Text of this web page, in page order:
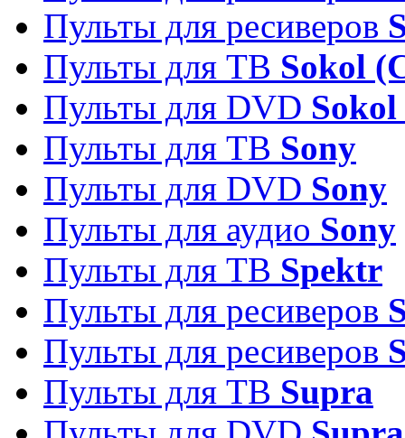
Пульты для ресиверов
Пульты для ТВ Sokol
Пульты для DVD
Пульты для ТВ Sony
Пульты для DVD Sony
Пульты для аудио Sony
Пульты для ТВ Spektr
Пульты для ресиверов
Пульты для ресиверов
Пульты для ТВ Supra